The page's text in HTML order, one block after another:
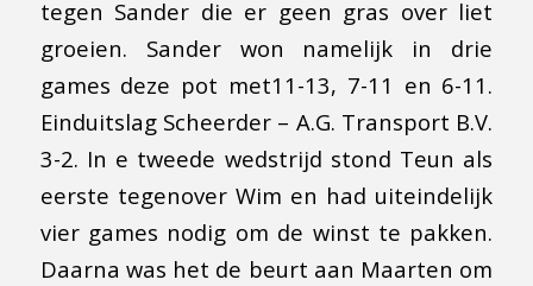
tegen Sander die er geen gras over liet
groeien. Sander won namelijk in drie
games deze pot met11-13, 7-11 en 6-11.
Einduitslag Scheerder – A.G. Transport B.V.
3-2. In e tweede wedstrijd stond Teun als
eerste tegenover Wim en had uiteindelijk
vier games nodig om de winst te pakken.
Daarna was het de beurt aan Maarten om